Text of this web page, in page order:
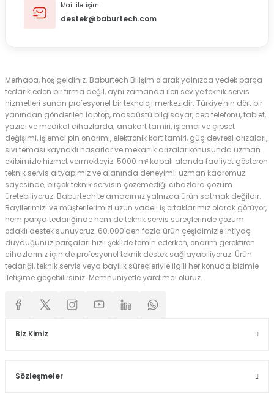
Mail iletişim
destek@baburtech.com
Merhaba, hoş geldiniz. Baburtech Bilişim olarak yalnızca yedek parça
tedarik eden bir firma değil, aynı zamanda ileri seviye teknik servis
hizmetleri sunan profesyonel bir teknoloji merkezidir. Türkiye'nin dört bir
yanından gönderilen laptop, masaüstü bilgisayar, cep telefonu, tablet,
yazıcı ve medikal cihazlarda; anakart tamiri, işlemci ve çipset
değişimi, işlemci pin onarımı, elektronik kart tamiri, güç devresi arızaları,
sıvı teması kaynaklı hasarlar ve mekanik arızalar konusunda uzman
ekibimizle hizmet vermekteyiz. 5000 m² kapalı alanda faaliyet gösteren
teknik servis altyapımız ve alanında deneyimli uzman kadromuz
sayesinde, birçok teknik servisin çözemediği cihazlara çözüm
üretebiliyoruz. Baburtech'te amacımız yalnızca ürün satmak değildir.
Bayilerimizi ve müşterilerimizi uzun vadeli iş ortaklarımız olarak görüyor,
hem parça tedariğinde hem de teknik servis süreçlerinde çözüm
odaklı destek sunuyoruz. 60.000'den fazla ürün çeşidimizle ihtiyaç
duyduğunuz parçaları hızlı şekilde temin ederken, onarım gerektiren
cihazlarınız için de profesyonel teknik destek sağlayabiliyoruz. Ürün
tedariği, teknik servis veya bayilik süreçleriyle ilgili her konuda bizimle
iletişime geçebilirsiniz. Memnuniyetle yardımcı oluruz.
Biz Kimiz
Sözleşmeler